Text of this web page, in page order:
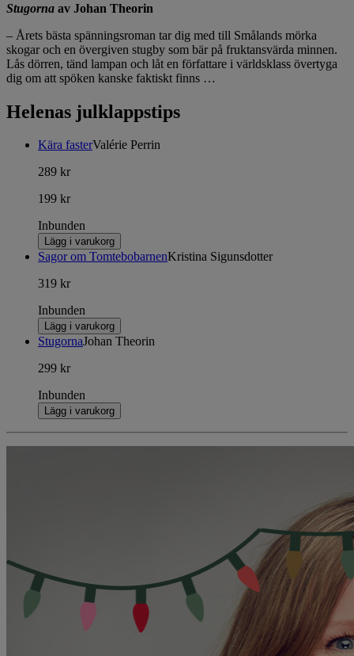
Stugorna av Johan Theorin
– Årets bästa spänningsroman tar dig med till Smålands mörka
skogar och en övergiven stugby som bär på fruktansvärda minnen.
Lås dörren, tänd lampan och låt en författare i världsklass övertyga
dig om att spöken kanske faktiskt finns …
Helenas julklappstips
Kära fasterValérie Perrin
289 kr
199 kr
Inbunden
Lägg i varukorg
Sagor om TomtebobarnenKristina Sigunsdotter
319 kr
Inbunden
Lägg i varukorg
StugornaJohan Theorin
299 kr
Inbunden
Lägg i varukorg